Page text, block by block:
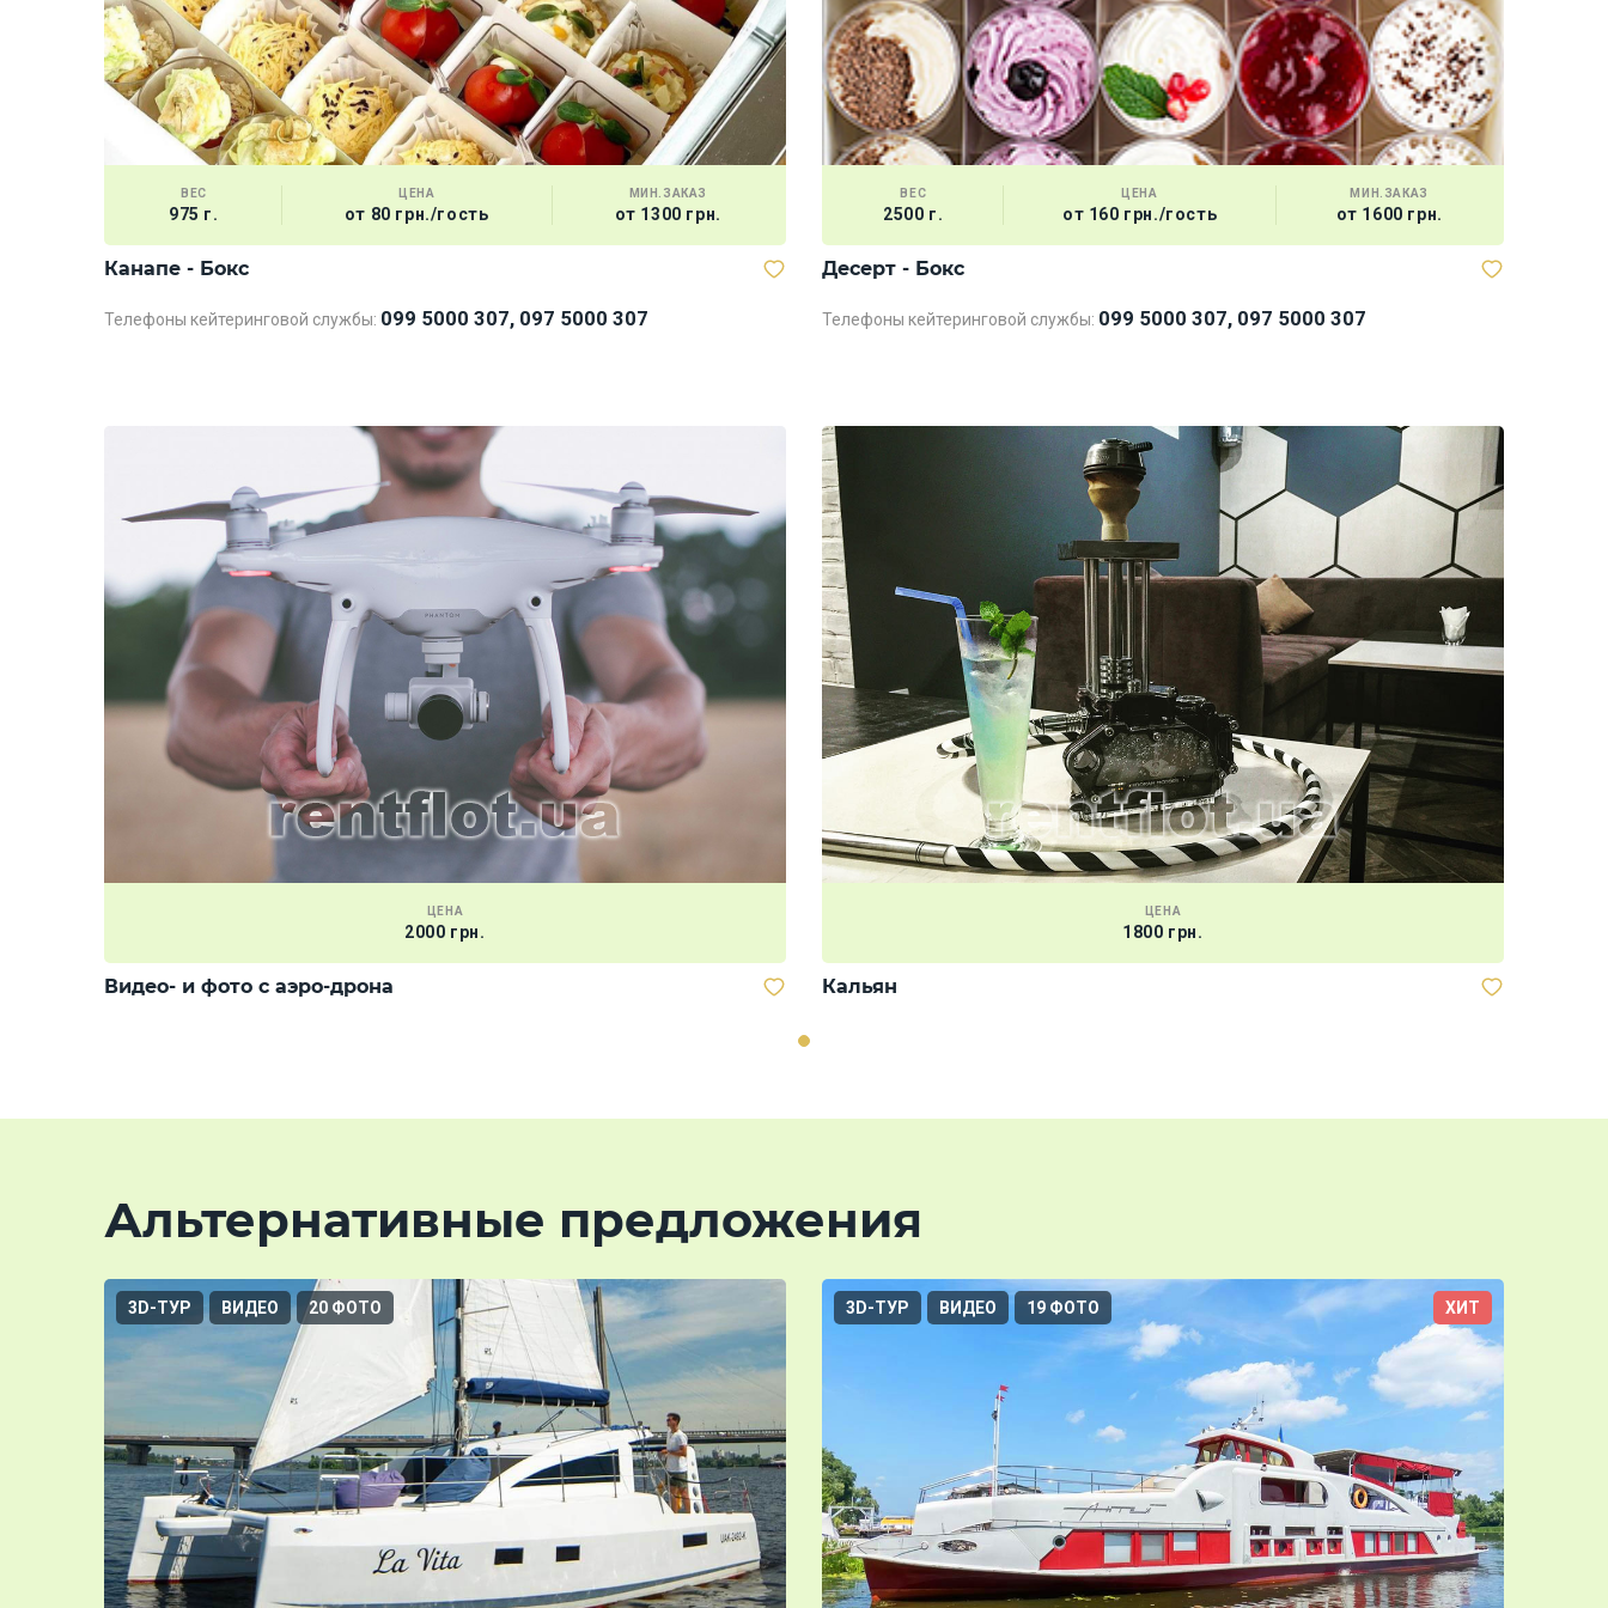
ВЕС
975 г.
ЦЕНА
от 80 грн./гость
МИН.ЗАКАЗ
от 1300 грн.
Канапе - Бокс
Телефоны кейтеринговой службы: 099 5000 307, 097 5000 307
ВЕС
2500 г.
ЦЕНА
от 160 грн./гость
МИН.ЗАКАЗ
от 1600 грн.
Десерт - Бокс
Телефоны кейтеринговой службы: 099 5000 307, 097 5000 307
ЦЕНА
2000 грн.
Видео- и фото с аэро-дрона
ЦЕНА
1800 грн.
Кальян
Альтернативные предложения
3D-ТУР ВИДЕО 20 ФОТО 3D-ТУР ВИДЕО 19 ФОТО ХИТ